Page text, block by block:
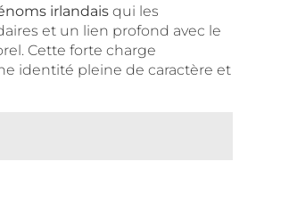
irlandais qui les
et un lien profond avec le
Cette forte charge
identité pleine de caractère et